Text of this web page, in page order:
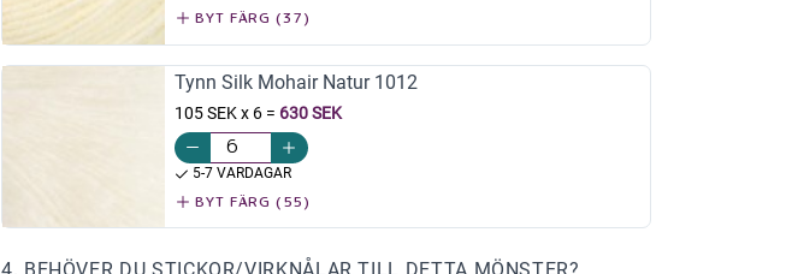
BYT FÄRG (37)
Tynn Silk Mohair Natur 1012
105 SEK x 6= 630 SEK
5-7 VARDAGAR
BYT FÄRG (55)